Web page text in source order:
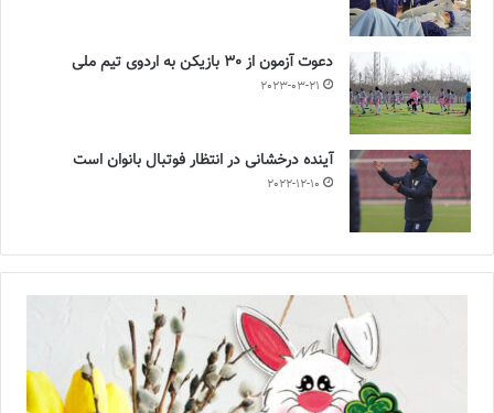
دعوت آزمون از 30 بازیکن به اردوی تیم ملی
2023-03-21
آینده درخشانی در انتظار فوتبال بانوان است
2022-12-10